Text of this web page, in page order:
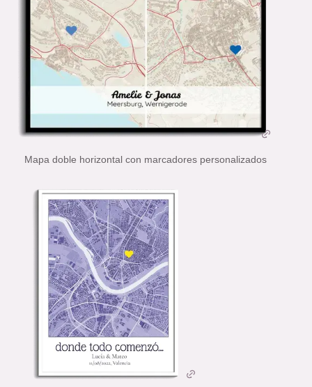
Mapa doble horizontal con marcadores personalizados